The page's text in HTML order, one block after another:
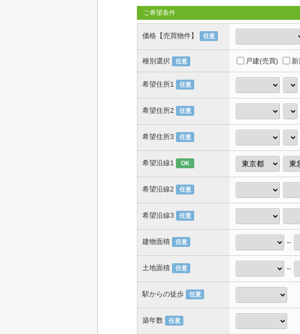
ご希望条件
価格【売買物件】 任意
種別選択 任意 戸建(売買)
希望住所1 任意
希望住所2 任意
希望住所3 任意
希望沿線1 OK
希望沿線2 任意
希望沿線3 任意
建物面積 任意 ～
土地面積 任意 ～
駅からの徒歩 任意
築年数 任意